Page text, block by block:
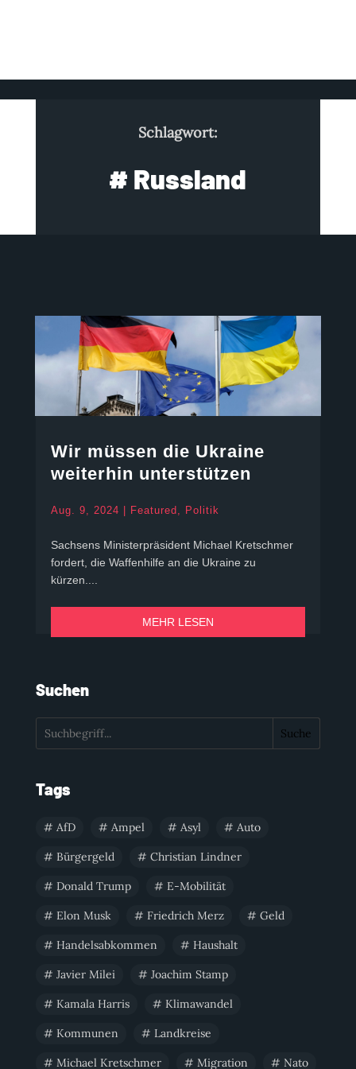
Schlagwort:
# Russland
Wir müssen die Ukraine
weiterhin unterstützen
Aug. 9, 2024 Featured , Politik
Sachsens Ministerpräsident Michael Kretschmer
fordert, die Waffenhilfe an die Ukraine zu
kürzen....
MEHR LESEN
Suchen
Suche
Tags
AfD Ampel Asyl Auto
Bürgergeld Christian Lindner
Donald Trump E-Mobilität
Elon Musk Friedrich Merz Geld
Handelsabkommen Haushalt
Javier Milei Joachim Stamp
Kamala Harris Klimawandel
Kommunen Landkreise
Michael Kretschmer Migration Nato